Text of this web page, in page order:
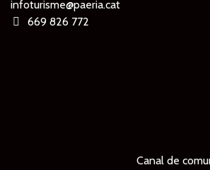
infoturisme@paeria.cat
669 826 772
Canal de